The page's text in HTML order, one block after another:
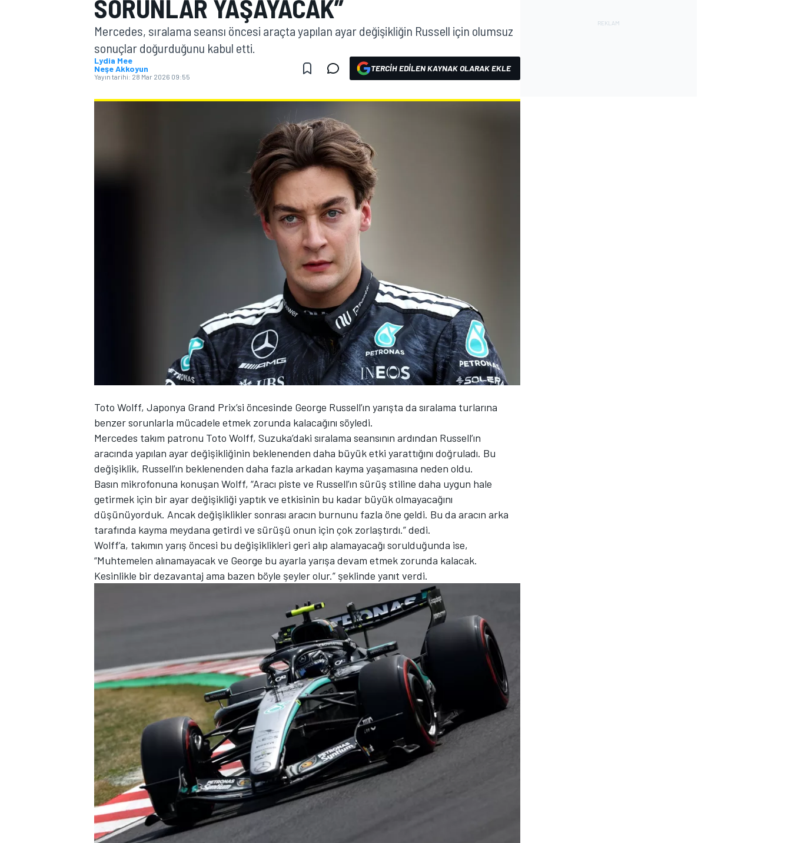
MOTOGP
SORUNLAR YAŞAYACAK”
Mercedes, sıralama seansı öncesi araçta yapılan ayar değişikliğin Russell için olumsuz
sonuçlar doğurduğunu kabul etti.
Lydia Mee
Neşe Akkoyun
Yayın tarihi: 28 Mar 2026 09:55
TERCIH EDILEN KAYNAK OLARAK EKLE
Toto Wolff, Japonya Grand Prix’si öncesinde George Russell’ın yarışta da sıralama turlarına
benzer sorunlarla mücadele etmek zorunda kalacağını söyledi.
Mercedes takım patronu Toto Wolff, Suzuka’daki sıralama seansının ardından Russell’ın
aracında yapılan ayar değişikliğinin beklenenden daha büyük etki yarattığını doğruladı. Bu
değişiklik, Russell’ın beklenenden daha fazla arkadan kayma yaşamasına neden oldu.
Basın mikrofonuna konuşan Wolff, “Aracı piste ve Russell’ın sürüş stiline daha uygun hale
getirmek için bir ayar değişikliği yaptık ve etkisinin bu kadar büyük olmayacağını
düşünüyorduk. Ancak değişiklikler sonrası aracın burnunu fazla öne geldi. Bu da aracın arka
tarafında kayma meydana getirdi ve sürüşü onun için çok zorlaştırdı.” dedi.
Wolff’a, takımın yarış öncesi bu değişiklikleri geri alıp alamayacağı sorulduğunda ise,
“Muhtemelen alınamayacak ve George bu ayarla yarışa devam etmek zorunda kalacak.
Kesinlikle bir dezavantaj ama bazen böyle şeyler olur.” şeklinde yanıt verdi.